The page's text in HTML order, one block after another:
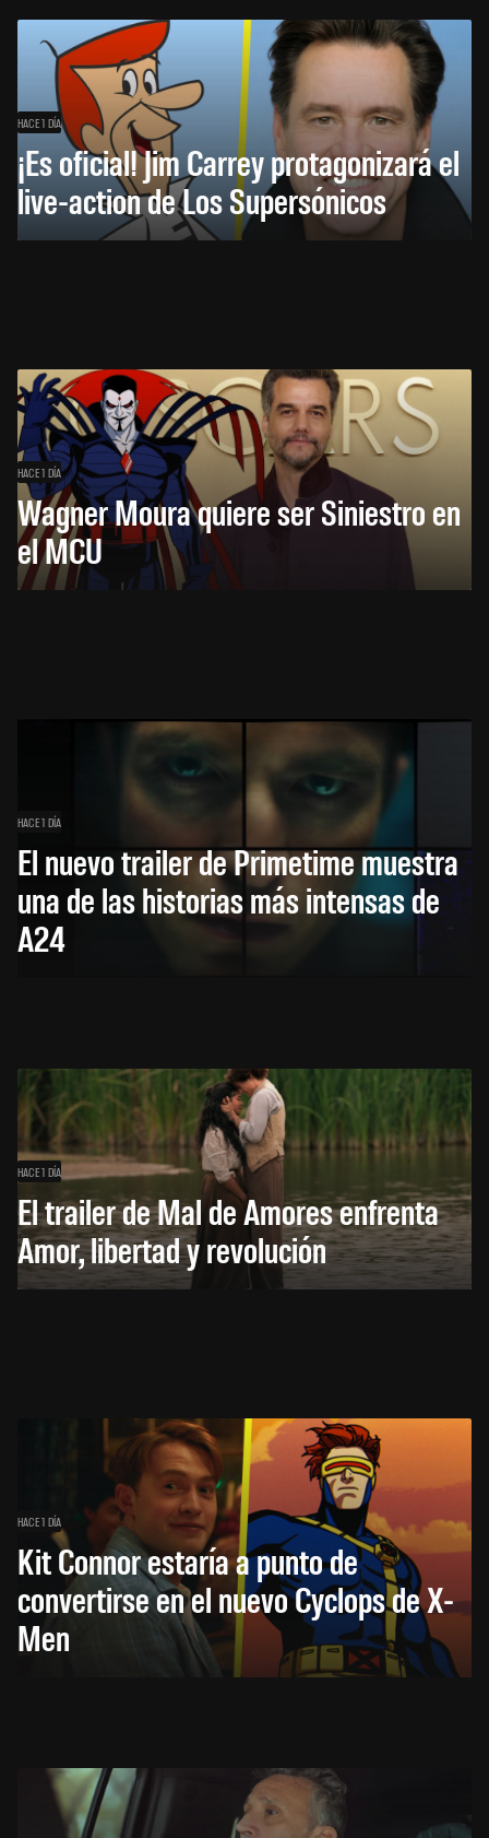
HACE 1 DÍA
¡Es oficial! Jim Carrey protagonizará el
live-action de Los Supersónicos
HACE 1 DÍA
Wagner Moura quiere ser Siniestro en
el MCU
HACE 1 DÍA
El nuevo trailer de Primetime muestra
una de las historias más intensas de
A24
HACE 1 DÍA
El trailer de Mal de Amores enfrenta
Amor, libertad y revolución
HACE 1 DÍA
Kit Connor estaría a punto de
convertirse en el nuevo Cyclops de X-
Men